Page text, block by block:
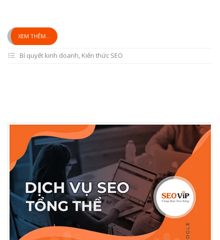
XEM THÊM...
Bí quyết kinh doanh, Kiến thức SEO